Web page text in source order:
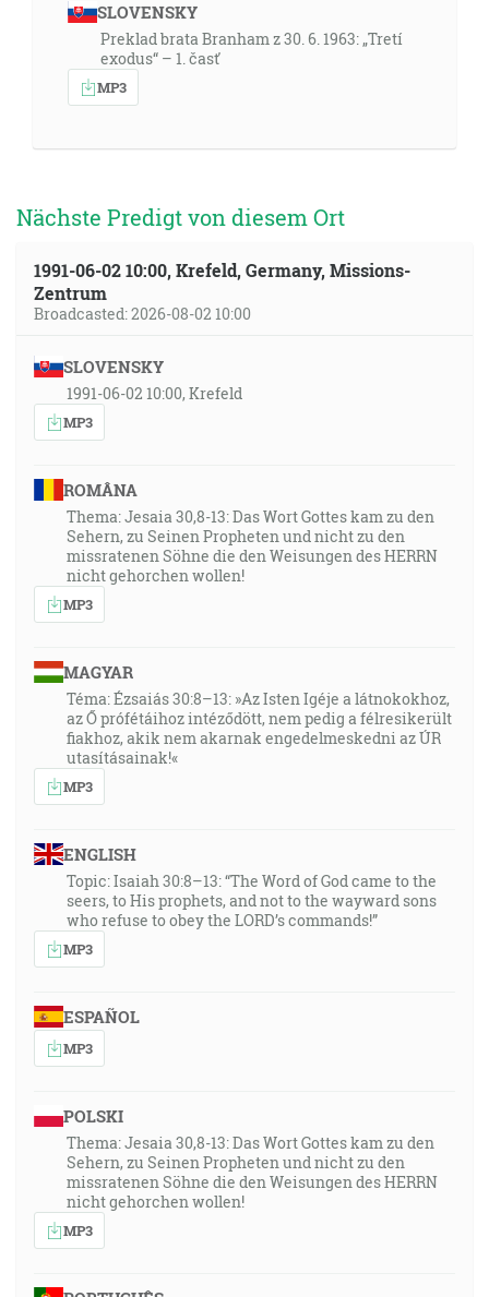
SLOVENSKY
Preklad brata Branham z 30. 6. 1963: „Tretí
exodus“ – 1. časť
MP3
Nächste Predigt von diesem Ort
1991-06-02 10:00, Krefeld, Germany, Missions-
Zentrum
Broadcasted: 2026-08-02 10:00
SLOVENSKY
1991-06-02 10:00, Krefeld
MP3
ROMÂNA
Thema: Jesaia 30,8-13: Das Wort Gottes kam zu den
Sehern, zu Seinen Propheten und nicht zu den
missratenen Söhne die den Weisungen des HERRN
nicht gehorchen wollen!
MP3
MAGYAR
Téma: Ézsaiás 30:8–13: »Az Isten Igéje a látnokokhoz,
az Ő prófétáihoz intéződött, nem pedig a félresikerült
fiakhoz, akik nem akarnak engedelmeskedni az ÚR
utasításainak!«
MP3
ENGLISH
Topic: Isaiah 30:8–13: “The Word of God came to the
seers, to His prophets, and not to the wayward sons
who refuse to obey the LORD’s commands!”
MP3
ESPAÑOL
MP3
POLSKI
Thema: Jesaia 30,8-13: Das Wort Gottes kam zu den
Sehern, zu Seinen Propheten und nicht zu den
missratenen Söhne die den Weisungen des HERRN
nicht gehorchen wollen!
MP3